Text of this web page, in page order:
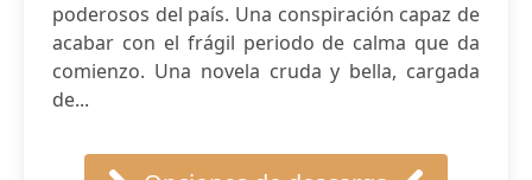
poderosos del país. Una conspiración capaz de
acabar con el frágil periodo de calma que da
comienzo. Una novela cruda y bella, cargada
de...